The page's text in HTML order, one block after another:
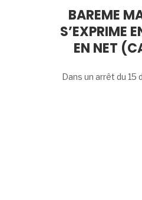
BAREME
S’EXPRIME
EN NET
Dans un arrêt du 15